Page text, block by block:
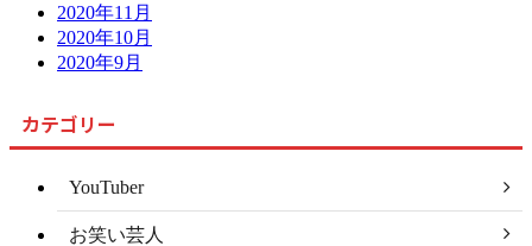
2020年11月
2020年10月
2020年9月
カテゴリー
YouTuber
お笑い芸人